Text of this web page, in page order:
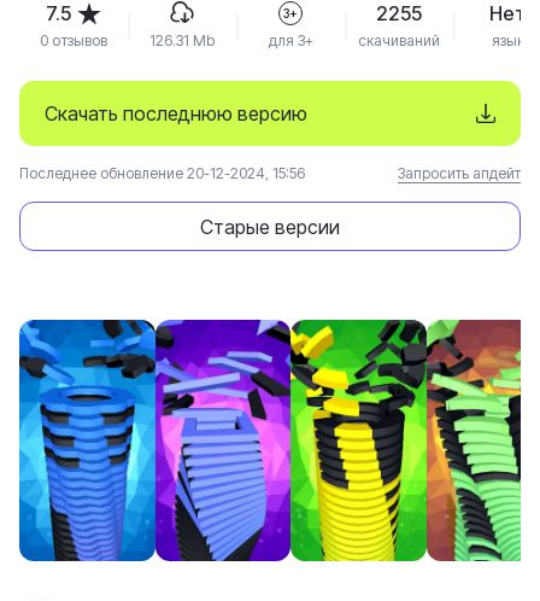
Скачать последнюю версию
Старые версии
Последнее обновление 20-12-2024, 15:56 Запросить апдейт
7.5
0 отзывов 126.31 Mb
3+
для 3+
2255
скачиваний
Нет
язык